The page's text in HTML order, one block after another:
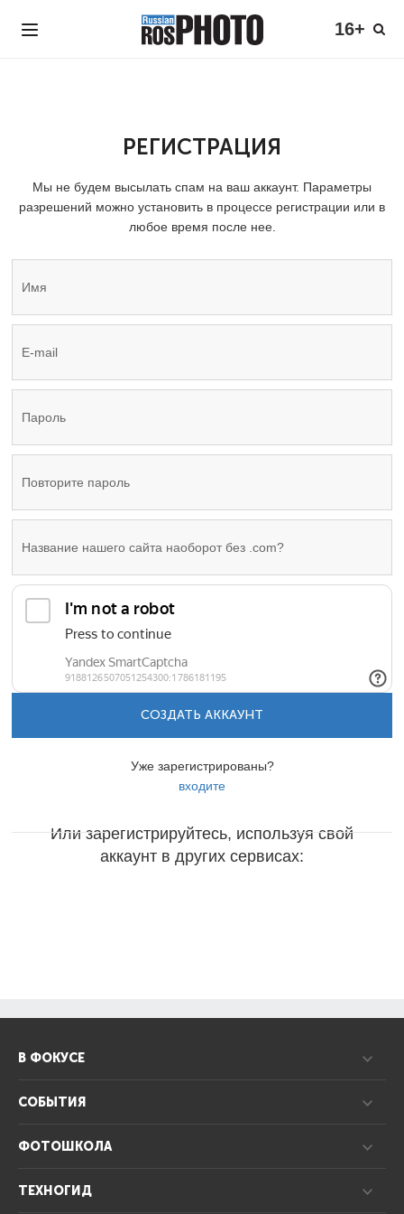
16+
РЕГИСТРАЦИЯ
Мы не будем высылать спам на ваш аккаунт. Параметры
разрешений можно установить в процессе регистрации или в
любое время после нее.
СОЗДАТЬ АККАУНТ
Уже зарегистрированы?
входите
Или зарегистрируйтесь, используя свой
аккаунт в других сервисах:
В ФОКУСЕ
СОБЫТИЯ
ФОТОШКОЛА
ТЕХНОГИД